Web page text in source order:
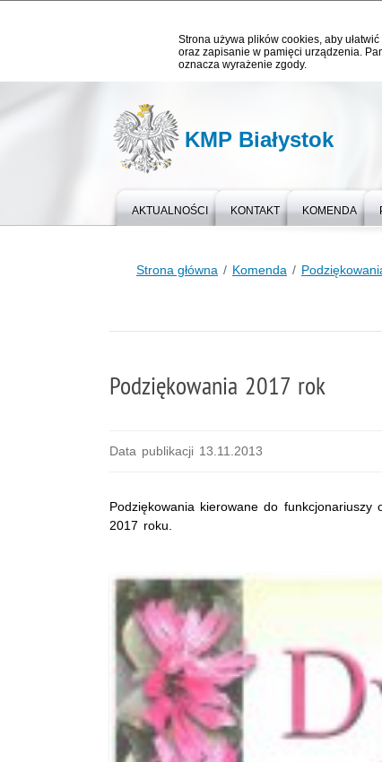
Strona używa plików cookies, aby
oraz zapisanie w pamięci urządzenia.
oznacza wyrażenie zgody.
KMP Białystok
AKTUALNOŚCI KONTAKT KOMENDA
Strona główna Komenda
Podziękowania 2017 rok
Data publikacji 13.11.2013
Podziękowania kierowane do funkcjonariuszy
2017 roku.